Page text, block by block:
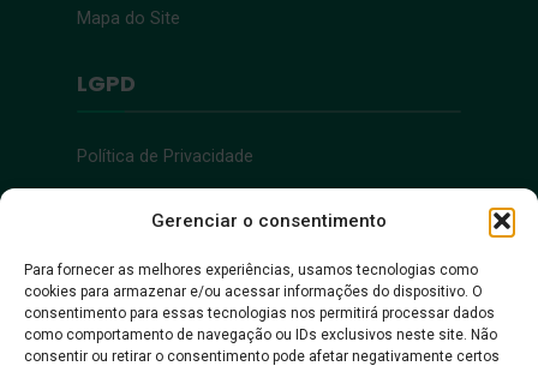
Gerenciar o consentimento
Para fornecer as melhores experiências, usamos tecnologias como
cookies para armazenar e/ou acessar informações do dispositivo. O
consentimento para essas tecnologias nos permitirá processar dados
como comportamento de navegação ou IDs exclusivos neste site. Não
consentir ou retirar o consentimento pode afetar negativamente certos
Mapa do Site
LGPD
Política de Privacidade
Acessibilidade
Acessibilidade